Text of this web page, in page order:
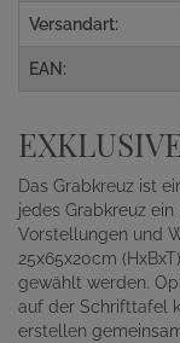
Versandart:
EAN:
Das Grabkreuz ist
jedes Grabkreuz
Vorstellungen und
25x65x20cm
gewählt werden.
auf der Schrifttafel
erstellen